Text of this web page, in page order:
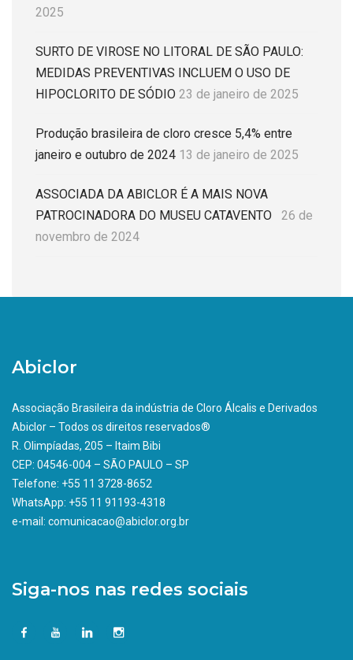
2025
SURTO DE VIROSE NO LITORAL DE SÃO PAULO:
MEDIDAS PREVENTIVAS INCLUEM O USO DE
HIPOCLORITO DE SÓDIO 23 de janeiro de 2025
Produção brasileira de cloro cresce 5,4% entre
janeiro e outubro de 2024 13 de janeiro de 2025
ASSOCIADA DA ABICLOR É A MAIS NOVA
PATROCINADORA DO MUSEU CATAVENTO
26 de
novembro de 2024
Abiclor
Associação Brasileira da indústria de Cloro Álcalis e Derivados
Abiclor – Todos os direitos reservados®
R. Olimpíadas, 205 – Itaim Bibi
CEP: 04546-004 – SÃO PAULO – SP
Telefone: +55 11 3728-8652
WhatsApp: +55 11 91193-4318
e-mail: comunicacao@abiclor.org.br
Siga-nos nas redes sociais